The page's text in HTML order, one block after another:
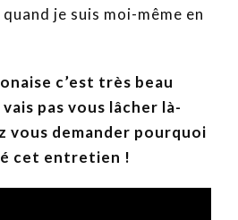
quand je suis moi-même en
c’est très beau
vais pas vous lâcher là-
vous demander pourquoi
cet entretien !